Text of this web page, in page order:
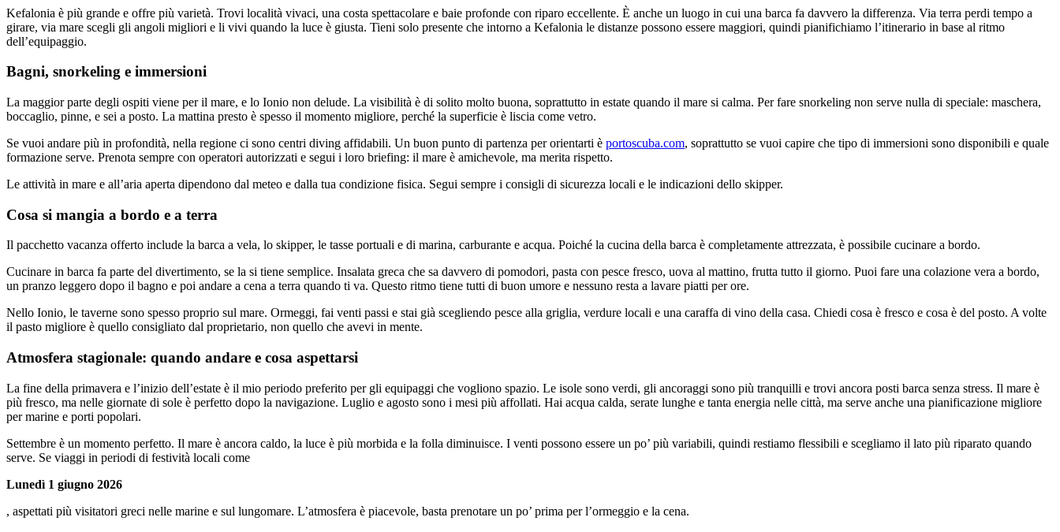
Kefalonia è più grande e offre più varietà. Trovi località vivaci, una costa spettacolare e baie profonde con riparo eccellente. È anche un luogo in cui una barca fa davvero la differenza. Via terra perdi tempo a
girare, via mare scegli gli angoli migliori e li vivi quando la luce è giusta. Tieni solo presente che intorno a Kefalonia le distanze possono essere maggiori, quindi pianifichiamo l’itinerario in base al ritmo
dell’equipaggio.
Bagni, snorkeling e immersioni
La maggior parte degli ospiti viene per il mare, e lo Ionio non delude. La visibilità è di solito molto buona, soprattutto in estate quando il mare si calma. Per fare snorkeling non serve nulla di speciale: maschera,
boccaglio, pinne, e sei a posto. La mattina presto è spesso il momento migliore, perché la superficie è liscia come vetro.
Se vuoi andare più in profondità, nella regione ci sono centri diving affidabili. Un buon punto di partenza per orientarti è portoscuba.com, soprattutto se vuoi capire che tipo di immersioni sono disponibili e quale
formazione serve. Prenota sempre con operatori autorizzati e segui i loro briefing: il mare è amichevole, ma merita rispetto.
Le attività in mare e all’aria aperta dipendono dal meteo e dalla tua condizione fisica. Segui sempre i consigli di sicurezza locali e le indicazioni dello skipper.
Cosa si mangia a bordo e a terra
Il pacchetto vacanza offerto include la barca a vela, lo skipper, le tasse portuali e di marina, carburante e acqua. Poiché la cucina della barca è completamente attrezzata, è possibile cucinare a bordo.
Cucinare in barca fa parte del divertimento, se la si tiene semplice. Insalata greca che sa davvero di pomodori, pasta con pesce fresco, uova al mattino, frutta tutto il giorno. Puoi fare una colazione vera a bordo,
un pranzo leggero dopo il bagno e poi andare a cena a terra quando ti va. Questo ritmo tiene tutti di buon umore e nessuno resta a lavare piatti per ore.
Nello Ionio, le taverne sono spesso proprio sul mare. Ormeggi, fai venti passi e stai già scegliendo pesce alla griglia, verdure locali e una caraffa di vino della casa. Chiedi cosa è fresco e cosa è del posto. A volte
il pasto migliore è quello consigliato dal proprietario, non quello che avevi in mente.
Atmosfera stagionale: quando andare e cosa aspettarsi
La fine della primavera e l’inizio dell’estate è il mio periodo preferito per gli equipaggi che vogliono spazio. Le isole sono verdi, gli ancoraggi sono più tranquilli e trovi ancora posti barca senza stress. Il mare è
più fresco, ma nelle giornate di sole è perfetto dopo la navigazione. Luglio e agosto sono i mesi più affollati. Hai acqua calda, serate lunghe e tanta energia nelle città, ma serve anche una pianificazione migliore
per marine e porti popolari.
Settembre è un momento perfetto. Il mare è ancora caldo, la luce è più morbida e la folla diminuisce. I venti possono essere un po’ più variabili, quindi restiamo flessibili e scegliamo il lato più riparato quando
serve. Se viaggi in periodi di festività locali come
Lunedì 1 giugno 2026
, aspettati più visitatori greci nelle marine e sul lungomare. L’atmosfera è piacevole, basta prenotare un po’ prima per l’ormeggio e la cena.